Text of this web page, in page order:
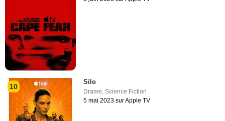
10
Silo
Drame,Science Fiction
5 mai 2023 sur Apple TV